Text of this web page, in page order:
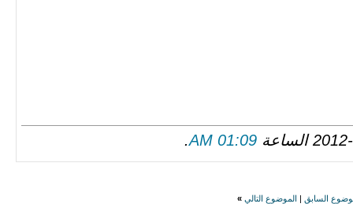
01:09 AM
.
السابق الموضوع التالي »